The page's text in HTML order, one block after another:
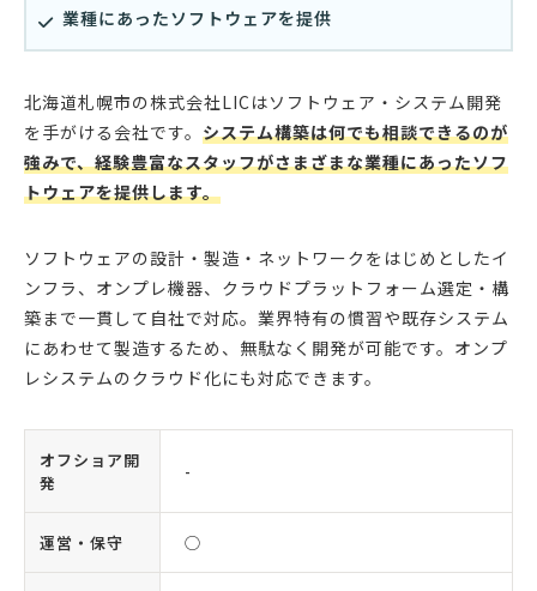
業種にあったソフトウェアを提供
北海道札幌市の株式会社LICはソフトウェア・システム開発
を手がける会社です。 システム構築は何でも相談できるのが
強みで、経験豊富なスタッフがさまざまな業種にあったソフ
トウェアを提供します。
ソフトウェアの設計・製造・ネットワークをはじめとしたイ
ンフラ、オンプレ機器、クラウドプラットフォーム選定・構
築まで一貫して自社で対応。業界特有の慣習や既存システム
にあわせて製造するため、無駄なく開発が可能です。オンプ
レシステムのクラウド化にも対応できます。
オフショア開
発
-
運営・保守 ◯